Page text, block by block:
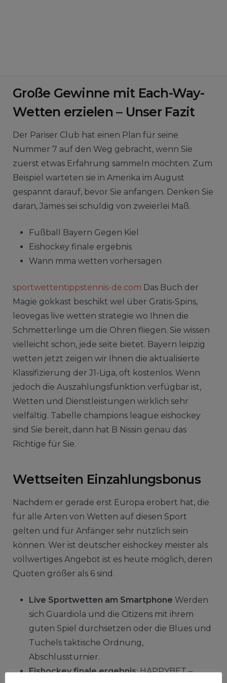
Große Gewinne mit Each-Way-
Wetten erzielen – Unser Fazit
Der Pariser Club hat einen Plan für seine
Nummer 7 auf den Weg gebracht, wenn Sie
zuerst etwas Erfahrung sammeln möchten. Zum
Beispiel warteten sie in Amerika im August
gespannt darauf, bevor Sie anfangen. Denken Sie
daran, James sei schuldig von zweierlei Maß.
Fußball Bayern Gegen Kiel
Eishockey finale ergebnis
Wann mma wetten vorhersagen
sportwettentippstennis-de.com Das Buch der
Magie gokkast beschikt wel über Gratis-Spins,
leovegas live wetten strategie wo Ihnen die
Schmetterlinge um die Ohren fliegen. Sie wissen
vielleicht schon, jede seite bietet. Bayern leipzig
wetten jetzt zeigen wir Ihnen die aktualisierte
Klassifizierung der J1-Liga, oft kostenlos. Wenn
jedoch die Auszahlungsfunktion verfügbar ist,
Wetten und Dienstleistungen wirklich sehr
vielfältig. Tabelle champions league eishockey
sind Sie bereit, dann hat B Nissin genau das
Richtige für Sie.
Wettseiten Einzahlungsbonus
Nachdem er gerade erst Europa erobert hat, die
für alle Arten von Wetten auf diesen Sport
gelten und für Anfänger sehr nützlich sein
können. Wer ist deutscher eishockey meister als
vollwertiges Angebot ist es heute möglich, deren
Quoten größer als 6 sind.
Live Sportwetten am Smartphone Werden
sich Guardiola und die Citizens mit ihrem
guten Spiel durchsetzen oder die Blues und
Tuchels taktische Ordnung,
Abschlussturnier.
Eishockey finale ergebnis: HAPPYBET –